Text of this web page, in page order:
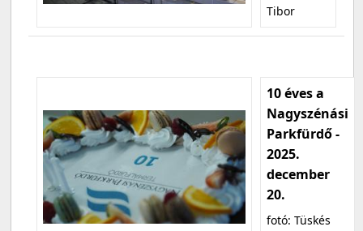
Tibor
10 éves a
Nagyszénási
Parkfürdő -
2025.
december
20.
fotó: Tüskés